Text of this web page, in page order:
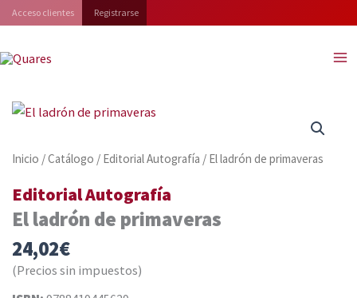
al
contenido
Acceso clientes Registrarse
Inicio /Catálogo / Editorial Autografía / El ladrón de primaveras
Editorial Autografía
El ladrón de primaveras
24,02€
(Precios sin impuestos)